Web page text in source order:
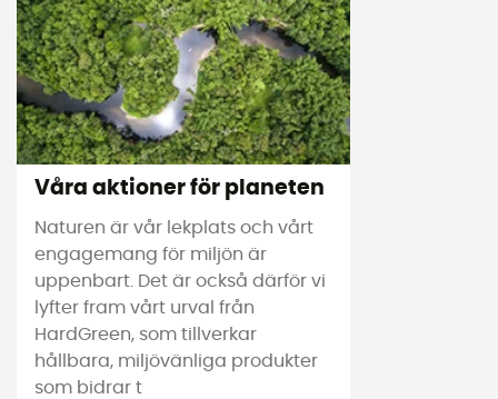
Våra aktioner för planeten
Naturen är vår lekplats och vårt
engagemang för miljön är
uppenbart. Det är också därför vi
lyfter fram vårt urval från
HardGreen, som tillverkar
hållbara, miljövänliga produkter
som bidrar t